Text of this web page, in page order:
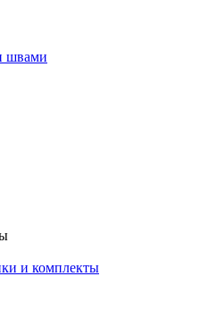
швами
и комплекты